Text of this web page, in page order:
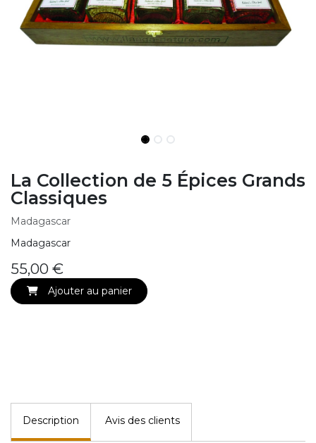
La Collection de 5 Épices Grands
Classiques
Madagascar
Madagascar
55,00 €
Ajouter au panier
Description Avis des clients